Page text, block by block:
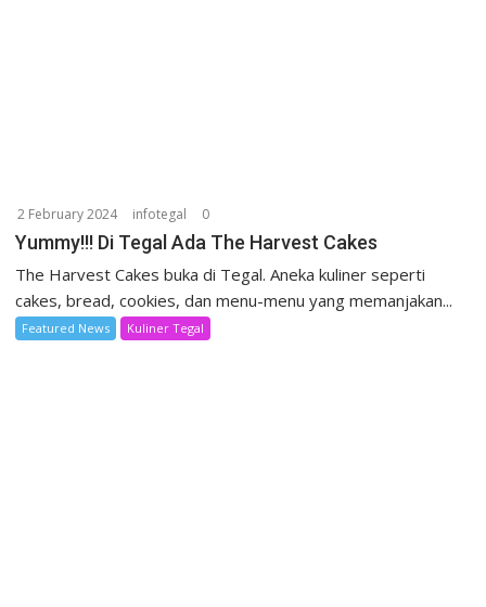
2 February 2024 infotegal 0
Yummy!!! Di Tegal Ada The Harvest Cakes
The Harvest Cakes buka di Tegal. Aneka kuliner seperti
cakes, bread, cookies, dan menu-menu yang memanjakan...
Featured News Kuliner Tegal